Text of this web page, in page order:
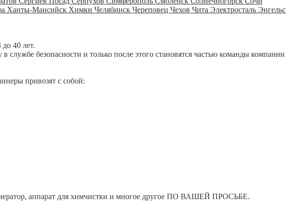
Ханты-Мансийск Химки Челябинск Череповец Чехов Чита Электросталь Энгельс
40 лет.
безопасности и только после этого становятся частью команды компании
привозят с собой:
аппарат для химчистки и многое другое ПО ВАШЕЙ ПРОСЬБЕ.